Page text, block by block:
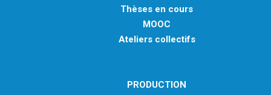
Thèses en cours
MOOC
Ateliers collectifs
PRODUCTION